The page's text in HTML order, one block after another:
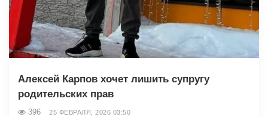
Алексей Карпов хочет лишить супругу
родительских прав
396 25 ФЕВРАЛЯ, 2026 03:50